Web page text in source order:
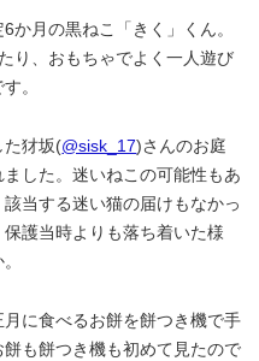
月の黒ねこ「きく」くん。
り、おもちゃでよく一人遊び
。
犲坂(@sisk_17)さんのお庭
した。迷いねこの可能性もあ
当する迷い猫の届けもなかっ
護当時よりも落ち着いた様
に食べるお餅を餅つき機で手
も餅つき機も初めて見たので